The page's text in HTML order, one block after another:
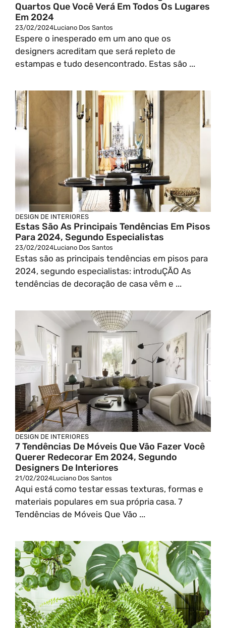
Quartos Que Você Verá Em Todos Os Lugares
Em 2024
23/02/2024Luciano Dos Santos
Espere o inesperado em um ano que os
designers acreditam que será repleto de
estampas e tudo desencontrado. Estas são ...
DESIGN DE INTERIORES
Estas São As Principais Tendências Em Pisos
Para 2024, Segundo Especialistas
23/02/2024Luciano Dos Santos
Estas são as principais tendências em pisos para
2024, segundo especialistas: introduÇÃO As
tendências de decoração de casa vêm e ...
DESIGN DE INTERIORES
7 Tendências De Móveis Que Vão Fazer Você
Querer Redecorar Em 2024, Segundo
Designers De Interiores
21/02/2024Luciano Dos Santos
Aqui está como testar essas texturas, formas e
materiais populares em sua própria casa. 7
Tendências de Móveis Que Vão ...